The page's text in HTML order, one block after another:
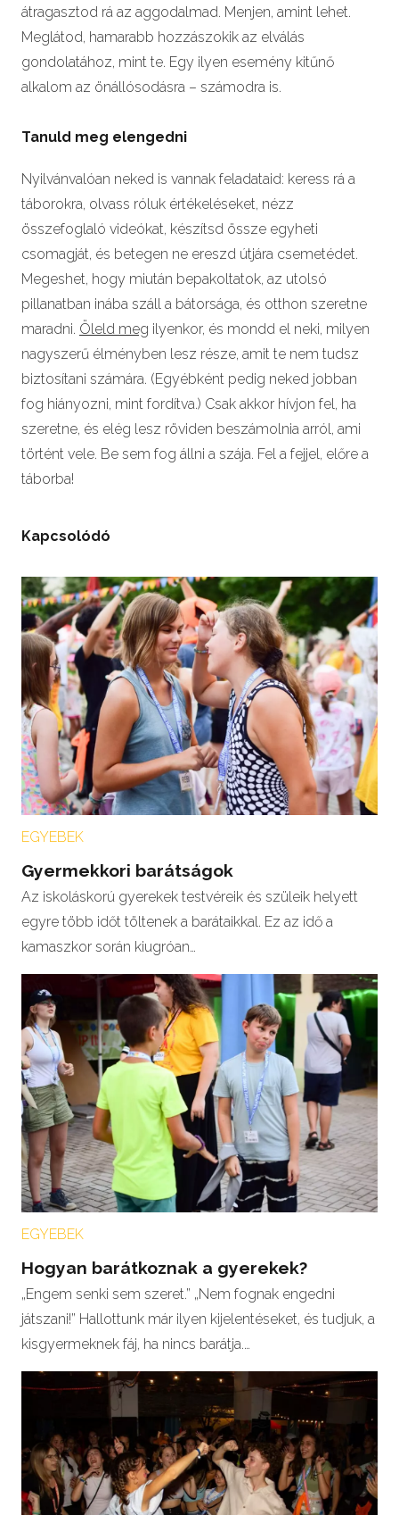
átragasztod rá az aggodalmad. Menjen, amint lehet.
Meglátod, hamarabb hozzászokik az elválás
gondolatához, mint te. Egy ilyen esemény kitűnő
alkalom az önállósodásra – számodra is.
Tanuld meg elengedni
Nyilvánvalóan neked is vannak feladataid: keress rá a
táborokra, olvass róluk értékeléseket, nézz
összefoglaló videókat, készítsd össze egyheti
csomagját, és betegen ne ereszd útjára csemetédet.
Megeshet, hogy miután bepakoltatok, az utolsó
pillanatban inába száll a bátorsága, és otthon szeretne
maradni. Öleld meg ilyenkor, és mondd el neki, milyen
nagyszerű élményben lesz része, amit te nem tudsz
biztosítani számára. (Egyébként pedig neked jobban
fog hiányozni, mint fordítva.) Csak akkor hívjon fel, ha
szeretne, és elég lesz röviden beszámolnia arról, ami
történt vele. Be sem fog állni a szája. Fel a fejjel, előre a
táborba!
Kapcsolódó
EGYEBEK
Gyermekkori barátságok
Az iskoláskorú gyerekek testvéreik és szüleik helyett
egyre több időt töltenek a barátaikkal. Ez az idő a
kamaszkor során kiugróan…
EGYEBEK
Hogyan barátkoznak a gyerekek?
„Engem senki sem szeret.” „Nem fognak engedni
játszani!” Hallottunk már ilyen kijelentéseket, és tudjuk, a
kisgyermeknek fáj, ha nincs barátja.…